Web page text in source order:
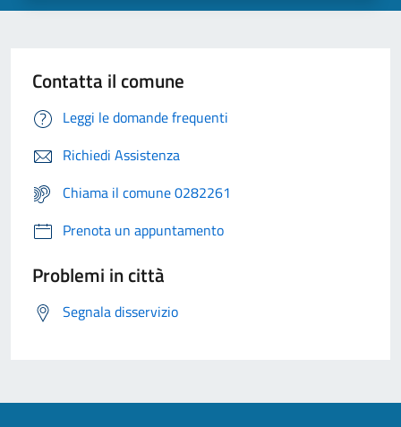
Contatta il comune
Leggi le domande frequenti
Richiedi Assistenza
Chiama il comune 0282261
Prenota un appuntamento
Problemi in città
Segnala disservizio